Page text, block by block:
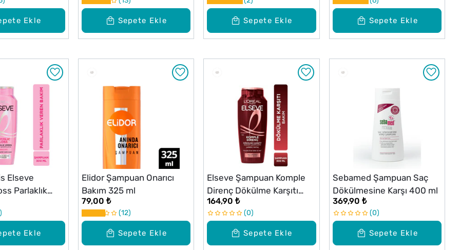
Ekle
ml
Sepete Ekle Sepete Ekle Sepete Ekle
Ekle
Elseve
Parlaklık
Şampuanı
Sepete Ekle
Elidor Şampuan Onarıcı
Bakım 325 ml
79,00 ₺
12
Sepete Ekle
Elseve Şampuan Komple
Direnç Dökülme Karşıtı
300 ml
164,90 ₺
0
Sepete Ekle
Sebamed Şampuan Saç
Dökülmesine Karşı 400 ml
369,90 ₺
0